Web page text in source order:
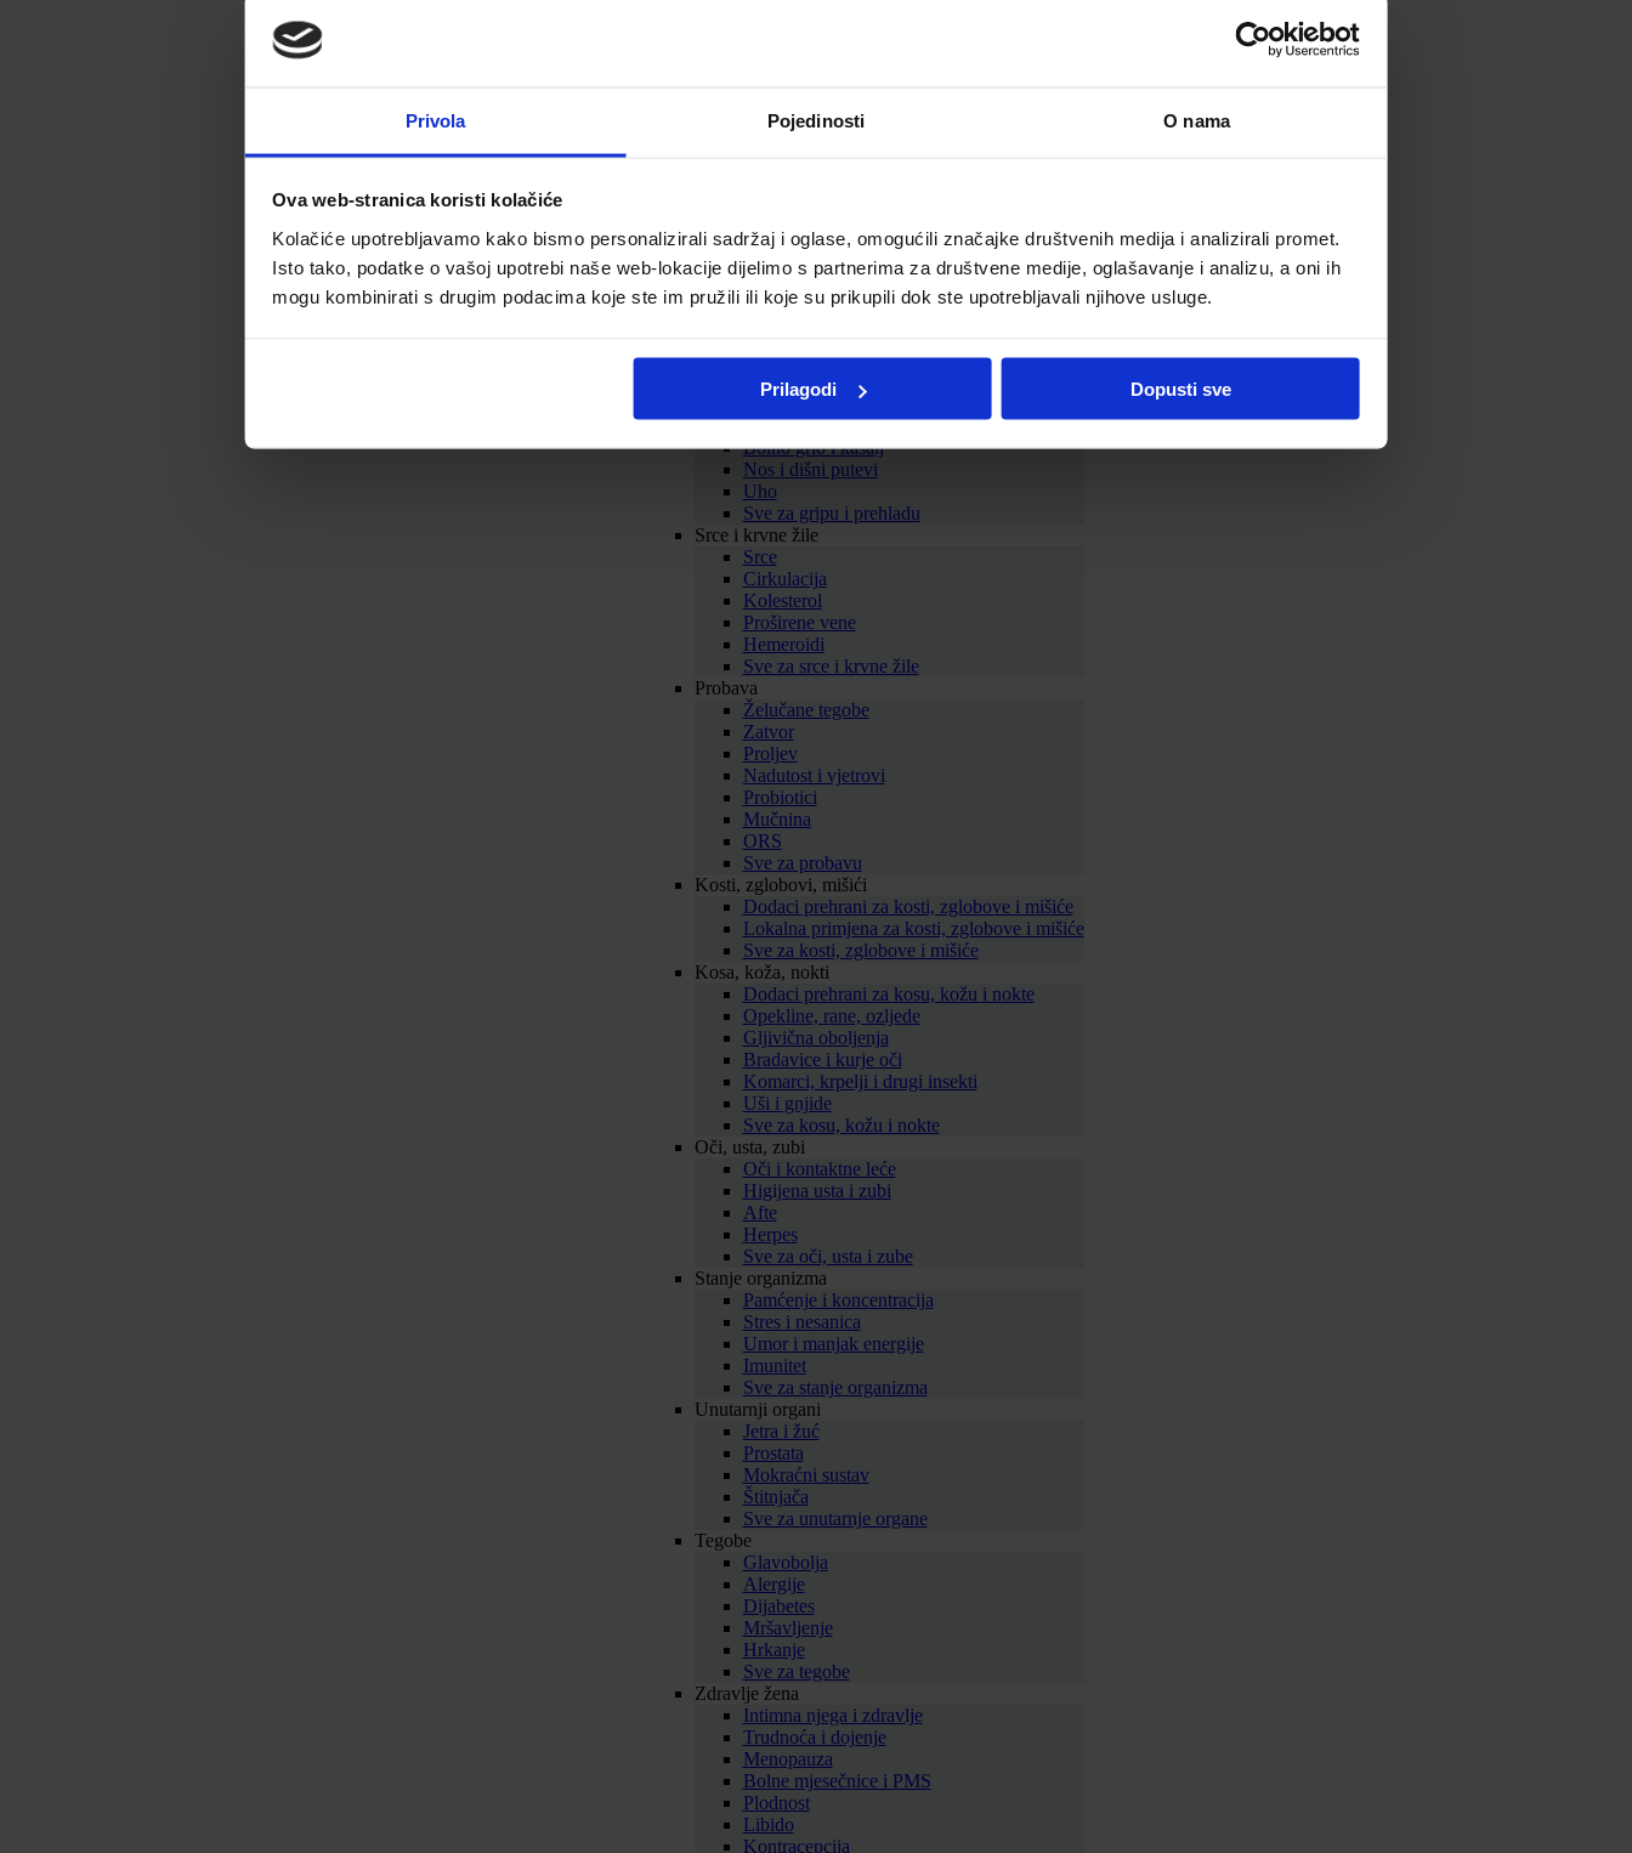
Privola Pojedinosti O nama
Ova web-stranica koristi kolačiće
Kolačiće upotrebljavamo kako bismo personalizirali sadržaj i oglase, omogućili značajke društvenih medija i analizirali promet.
Isto tako, podatke o vašoj upotrebi naše web-lokacije dijelimo s partnerima za društvene medije, oglašavanje i analizu, a oni ih
mogu kombinirati s drugim podacima koje ste im pružili ili koje su prikupili dok ste upotrebljavali njihove usluge.
Prilagodi Dopusti sve
Zdravlje i ljepota
Biljni balzami
Homeopatski proizvodi
Tinkture
Omega masne kiseline
Prikaži sve dodatke prehrani
SAMOLIJEČENJE
Gripa i prehlada
Imunitet
Bolno grlo i kašalj
Nos i dišni putevi
Uho
Sve za gripu i prehladu
Srce i krvne žile
Srce
Cirkulacija
Kolesterol
Proširene vene
Hemeroidi
Sve za srce i krvne žile
Probava
Želučane tegobe
Zatvor
Proljev
Nadutost i vjetrovi
Probiotici
Mučnina
ORS
Sve za probavu
Kosti, zglobovi, mišići
Dodaci prehrani za kosti, zglobove i mišiće
Lokalna primjena za kosti, zglobove i mišiće
Sve za kosti, zglobove i mišiće
Kosa, koža, nokti
Dodaci prehrani za kosu, kožu i nokte
Opekline, rane, ozljede
Gljivična oboljenja
Bradavice i kurje oči
Komarci, krpelji i drugi insekti
Uši i gnjide
Sve za kosu, kožu i nokte
Oči, usta, zubi
Oči i kontaktne leće
Higijena usta i zubi
Afte
Herpes
Sve za oči, usta i zube
Stanje organizma
Pamćenje i koncentracija
Stres i nesanica
Umor i manjak energije
Imunitet
Sve za stanje organizma
Unutarnji organi
Jetra i žuć
Prostata
Mokraćni sustav
Štitnjača
Sve za unutarnje organe
Tegobe
Glavobolja
Alergije
Dijabetes
Mršavljenje
Hrkanje
Sve za tegobe
Zdravlje žena
Intimna njega i zdravlje
Trudnoća i dojenje
Menopauza
Bolne mjesečnice i PMS
Plodnost
Libido
Kontracepcija